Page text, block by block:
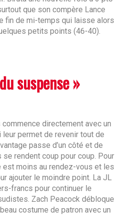
que son compère Lance
fin de mi-temps qui laisse alors
petits points (46-40).
suspense»
directement avec un
permet de revenir tout de
passe d’un côté et de
se rendent coup pour coup. Pour
est moins au rendez-vous et les
ajouter le moindre point. La JL
francs pour continuer le
Zach Peacock débloque
costume de patron avec un